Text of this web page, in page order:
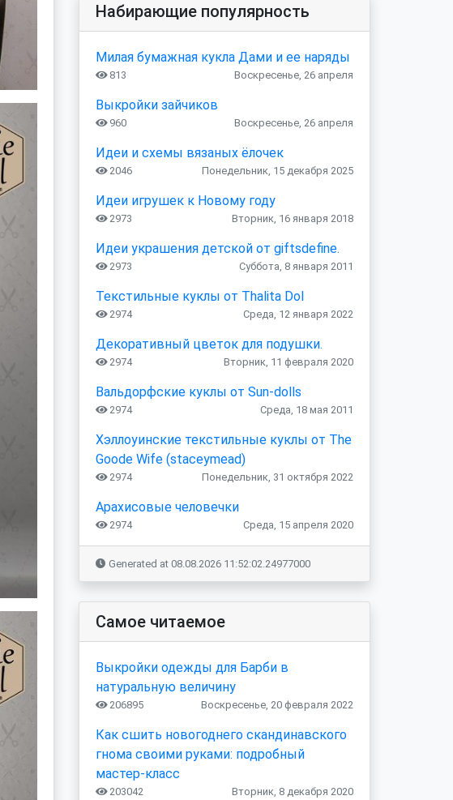
Набирающие популярность
Милая бумажная кукла Дами и ее наряды
813 Воскресенье, 26 апреля
Выкройки зайчиков
960 Воскресенье, 26 апреля
Идеи и схемы вязаных ёлочек
2046 Понедельник, 15 декабря 2025
Идеи игрушек к Новому году
2973 Вторник, 16 января 2018
Идеи украшения детской от giftsdefine.
2973 Суббота, 8 января 2011
Текстильные куклы от Thalita Dol
2974 Среда, 12 января 2022
Декоративный цветок для подушки.
2974 Вторник, 11 февраля 2020
Вальдорфские куклы от Sun-dolls
2974 Среда, 18 мая 2011
Хэллоуинские текстильные куклы от The
Goode Wife (staceymead)
2974 Понедельник, 31 октября 2022
Арахисовые человечки
2974 Среда, 15 апреля 2020
Generated at 08.08.2026 11:52:02.24977000
Самое читаемое
Выкройки одежды для Барби в
натуральную величину
206895 Воскресенье, 20 февраля 2022
Как сшить новогоднего скандинавского
гнома своими руками: подробный
мастер-класс
203042 Вторник, 8 декабря 2020